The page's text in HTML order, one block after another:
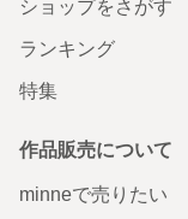
ショップをさがす
ランキング
特集
作品販売について
minneで売りたい